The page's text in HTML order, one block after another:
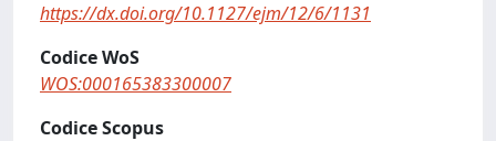
https://dx.doi.org/10.1127/ejm/12/6/1131
Codice WoS
WOS:000165383300007
Codice Scopus